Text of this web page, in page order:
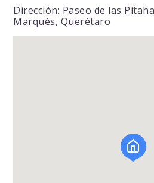
Dirección: Paseo de las
Marqués, Querétaro